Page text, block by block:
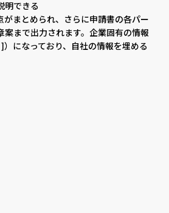
明できる
がまとめられ、さらに申請書の各パー
案まで出力されます。企業固有の情報
になっており、自社の情報を埋める